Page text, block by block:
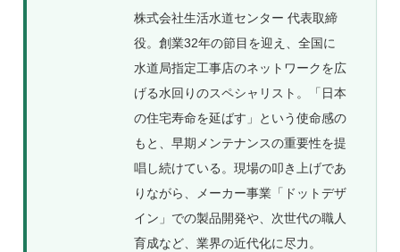
株式会社生活水道センター 代表取締
役。創業32年の節目を迎え、全国に
水道局指定工事店のネットワークを広
げる水回りのスペシャリスト。「日本
の住宅寿命を延ばす」という使命感の
もと、早期メンテナンスの重要性を提
唱し続けている。現場の叩き上げであ
りながら、メーカー事業「ドットデザ
イン」での製品開発や、次世代の職人
育成など、業界の近代化に尽力。